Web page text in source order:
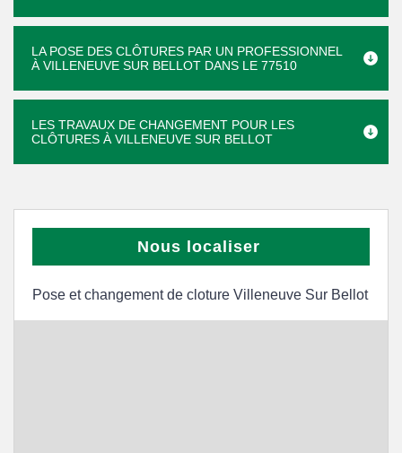
LA POSE DES CLÔTURES PAR UN PROFESSIONNEL
À VILLENEUVE SUR BELLOT DANS LE 77510
LES TRAVAUX DE CHANGEMENT POUR LES
CLÔTURES À VILLENEUVE SUR BELLOT
Nous localiser
Pose et changement de cloture Villeneuve Sur Bellot